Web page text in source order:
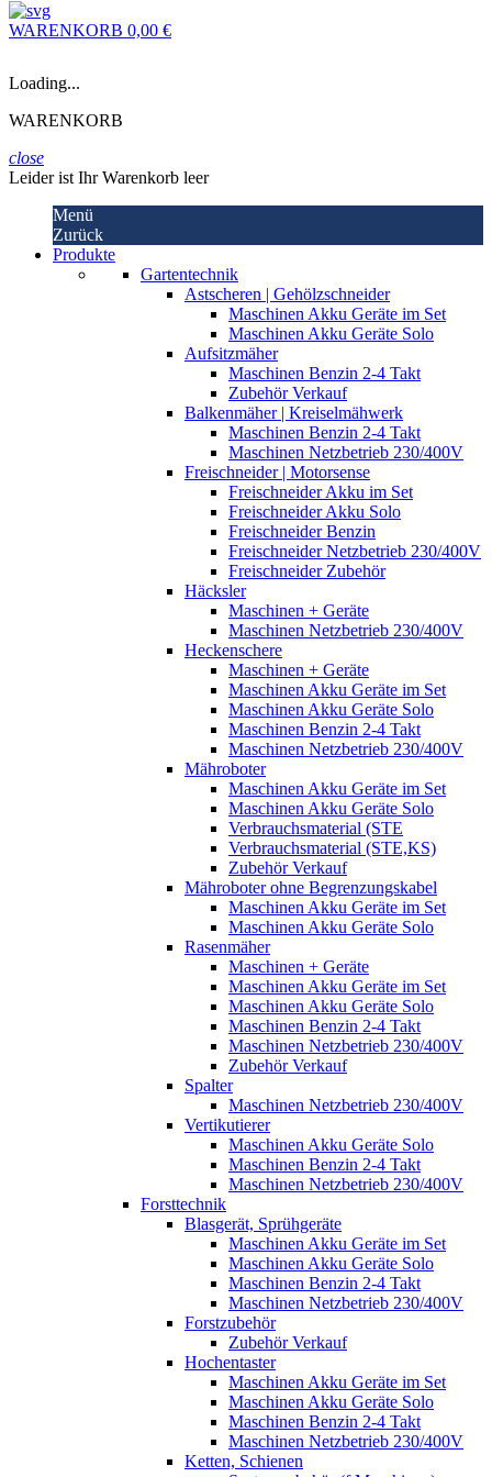
WARENKORB 0,00 €
Loading...
WARENKORB
close
Leider ist Ihr Warenkorb leer
Menü
Zurück
Produkte
Gartentechnik
Astscheren | Gehölzschneider
Maschinen Akku Geräte im Set
Maschinen Akku Geräte Solo
Aufsitzmäher
Maschinen Benzin 2-4 Takt
Zubehör Verkauf
Balkenmäher | Kreiselmähwerk
Maschinen Benzin 2-4 Takt
Maschinen Netzbetrieb 230/400V
Freischneider | Motorsense
Freischneider Akku im Set
Freischneider Akku Solo
Freischneider Benzin
Freischneider Netzbetrieb 230/400V
Freischneider Zubehör
Häcksler
Maschinen + Geräte
Maschinen Netzbetrieb 230/400V
Heckenschere
Maschinen + Geräte
Maschinen Akku Geräte im Set
Maschinen Akku Geräte Solo
Maschinen Benzin 2-4 Takt
Maschinen Netzbetrieb 230/400V
Mähroboter
Maschinen Akku Geräte im Set
Maschinen Akku Geräte Solo
Verbrauchsmaterial (STE
Verbrauchsmaterial (STE,KS)
Zubehör Verkauf
Mähroboter ohne Begrenzungskabel
Maschinen Akku Geräte im Set
Maschinen Akku Geräte Solo
Rasenmäher
Maschinen + Geräte
Maschinen Akku Geräte im Set
Maschinen Akku Geräte Solo
Maschinen Benzin 2-4 Takt
Maschinen Netzbetrieb 230/400V
Zubehör Verkauf
Spalter
Maschinen Netzbetrieb 230/400V
Vertikutierer
Maschinen Akku Geräte Solo
Maschinen Benzin 2-4 Takt
Maschinen Netzbetrieb 230/400V
Forsttechnik
Blasgerät, Sprühgeräte
Maschinen Akku Geräte im Set
Maschinen Akku Geräte Solo
Maschinen Benzin 2-4 Takt
Maschinen Netzbetrieb 230/400V
Forstzubehör
Zubehör Verkauf
Hochentaster
Maschinen Akku Geräte im Set
Maschinen Akku Geräte Solo
Maschinen Benzin 2-4 Takt
Maschinen Netzbetrieb 230/400V
Ketten, Schienen